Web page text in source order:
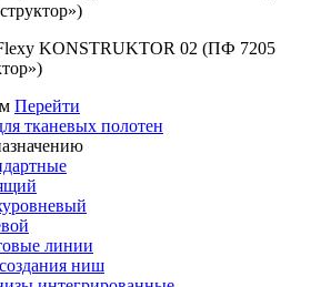
KONSTRUKTOR 02 (ПФ 7205
Перейти
тканевых полотен
линии
ниш